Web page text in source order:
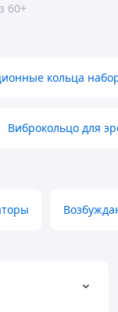
60+
кольца
Виброкольцо для